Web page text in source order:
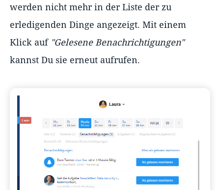
werden nicht mehr in der Liste der zu
erledigenden Dinge angezeigt. Mit einem
Klick auf "Gelesene Benachrichtigungen"
kannst Du sie erneut aufrufen.